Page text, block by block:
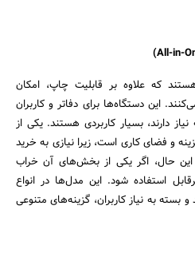
که علاوه بر قابلیت چاپ، امکان
این دستگاه‌ها برای دفاتر و کاربران
دارند، بسیار کاربردی هستند. یکی از
و فضای کاری است، زیرا نیازی به خرید
حال، اگر یکی از بخش‌های آن خراب
استفاده شود. این مدل‌ها در انواع
به نیاز کاربران، گزینه‌های متنوعی